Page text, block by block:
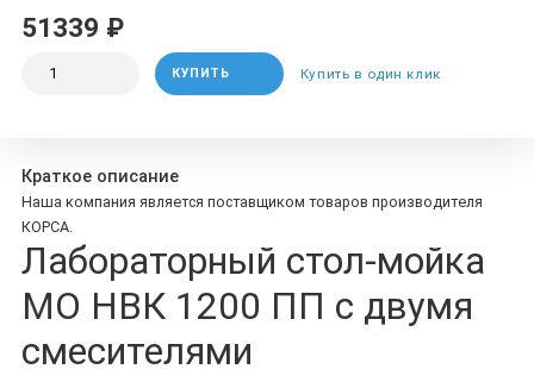
51339 ₽
КУПИТЬ Купить в один клик
Краткое описание
Наша компания является поставщиком товаров производителя
КОРСА.
Лабораторный стол-мойка
МО НВК 1200 ПП с двумя
смесителями